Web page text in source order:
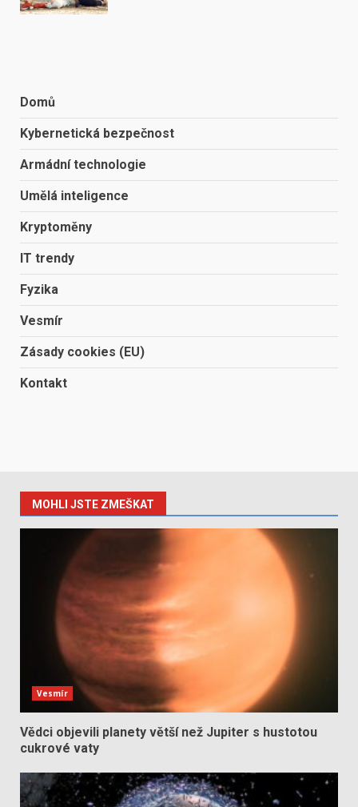
Domů
Kybernetická bezpečnost
Armádní technologie
Umělá inteligence
Kryptoměny
IT trendy
Fyzika
Vesmír
Zásady cookies (EU)
Kontakt
MOHLI JSTE ZMEŠKAT
Vesmír
Vědci objevili planety větší než Jupiter s hustotou
cukrové vaty